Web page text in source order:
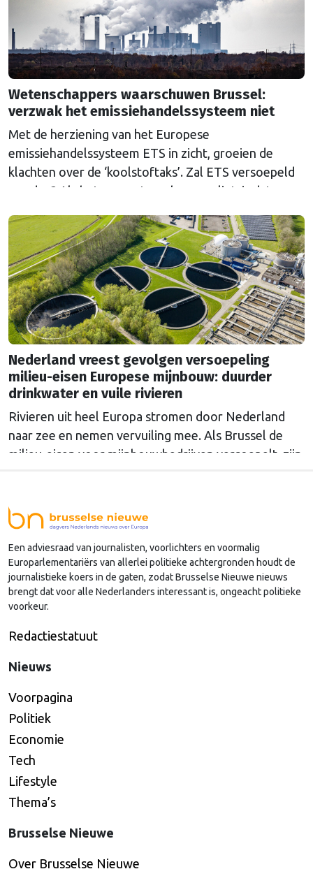
Wetenschappers waarschuwen Brussel:
verzwak het emissiehandelssysteem niet
Met de herziening van het Europese
emissiehandelssysteem ETS in zicht, groeien de
klachten over de ‘koolstoftaks’. Zal ETS versoepeld
worden? Als het aan wetenschappers ligt, is dat een
Nederland vreest gevolgen versoepeling
milieu-eisen Europese mijnbouw: duurder
drinkwater en vuile rivieren
Rivieren uit heel Europa stromen door Nederland
naar zee en nemen vervuiling mee. Als Brussel de
milieu-eisen voor mijnbouwbedrijven versoepelt, zijn
Een adviesraad van journalisten, voorlichters en voormalig
Europarlementariërs van allerlei politieke achtergronden houdt de
journalistieke koers in de gaten, zodat Brusselse Nieuwe nieuws
brengt dat voor alle Nederlanders interessant is, ongeacht politieke
voorkeur.
Redactiestatuut
Nieuws
Voorpagina
Politiek
Economie
Tech
Lifestyle
Thema’s
Brusselse Nieuwe
Over Brusselse Nieuwe